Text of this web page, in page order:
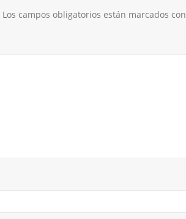
Los campos obligatorios están marcados con